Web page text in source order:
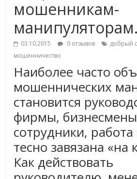
мошенникам-
манипуляторам.
03.10.2015 0 отзывов добрый
мошенничество
Наиболее часто
мошеннических
становится
фирмы,
сотрудники,
тесно завязана «на
Как действовать